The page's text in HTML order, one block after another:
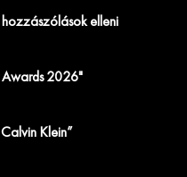
elleni
Awards 2026"
Klein”